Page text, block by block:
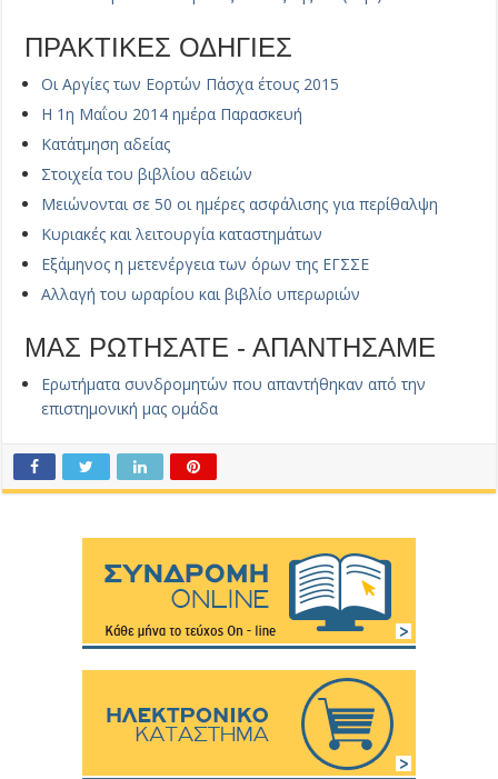
ΠΡΑΚΤΙΚΕΣ ΟΔΗΓΙΕΣ
Οι Αργίες των Εορτών Πάσχα έτους 2015
Η 1η Μαΐου 2014 ημέρα Παρασκευή
Κατάτμηση αδείας
Στοιχεία του βιβλίου αδειών
Μειώνονται σε 50 οι ημέρες ασφάλισης για περίθαλψη
Κυριακές και λειτουργία καταστημάτων
Εξάμηνος η μετενέργεια των όρων της ΕΓΣΣΕ
Αλλαγή του ωραρίου και βιβλίο υπερωριών
ΜΑΣ ΡΩΤΗΣΑΤΕ - ΑΠΑΝΤΗΣΑΜΕ
Ερωτήματα συνδρομητών που απαντήθηκαν από την
επιστημονική μας ομάδα